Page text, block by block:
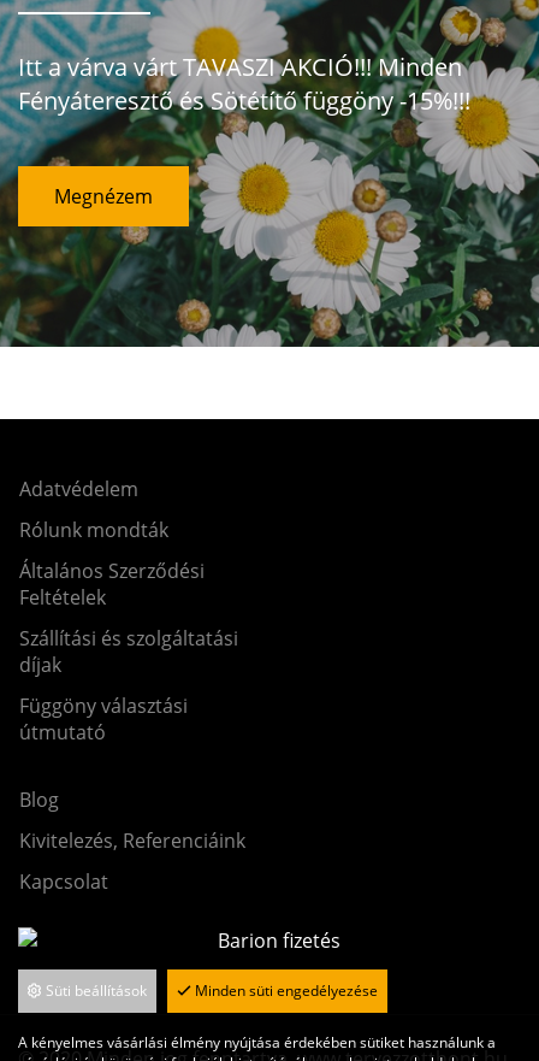
Itt a várva várt TAVASZI AKCIÓ!!! Minden
Fényáteresztő és Sötétítő függöny -15%!!!
Megnézem
Adatvédelem
Rólunk mondták
Általános Szerződési
Feltételek
Szállítási és szolgáltatási
díjak
Függöny választási
útmutató
Blog
Kivitelezés, Referenciáink
Kapcsolat
Süti beállítások Minden süti engedélyezése
A kényelmes vásárlási élmény nyújtása érdekében sütiket használunk a